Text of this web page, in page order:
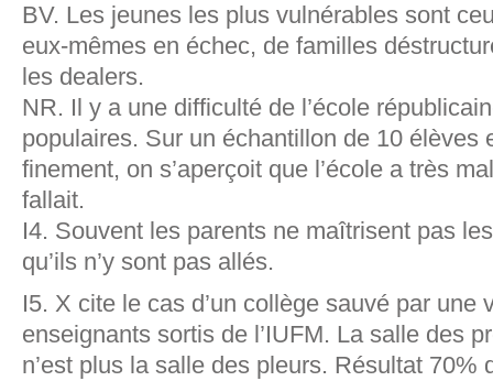
BV. Les jeunes les plus vulnérables sont
eux-mêmes en échec, de familles
les dealers.
NR. Il y a une difficulté de l’école
populaires. Sur un échantillon de 10 élèves
finement, on s’aperçoit que l’école a très
fallait.
I4. Souvent les parents ne maîtrisent pas
qu’ils n’y sont pas allés.
I5. X cite le cas d’un collège sauvé par une
enseignants sortis de l’IUFM. La salle des
n’est plus la salle des pleurs. Résultat 70%